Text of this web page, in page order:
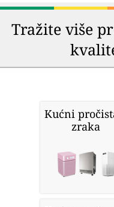
Tražite više
Kućni
zraka